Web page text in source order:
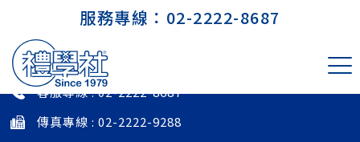
服務專線： 02-2222-8687
印尼 PT. Indolakto
客服專線 :02-2222-8687
傳真專線 : 02-2222-9288